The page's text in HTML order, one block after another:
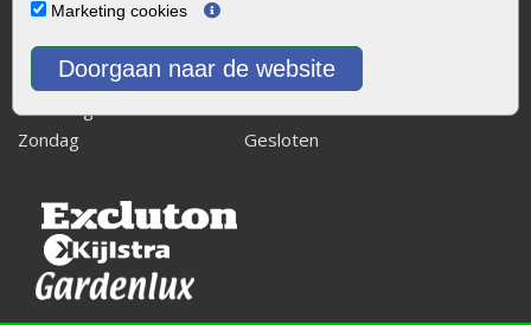
Marketing cookies
Doorgaan naar de website
Woensdag
Donderdag
08:00 - 17:00
Vrijdag
08:00 - 17:00
Zaterdag
08:00 - 15.00
Zondag
Gesloten